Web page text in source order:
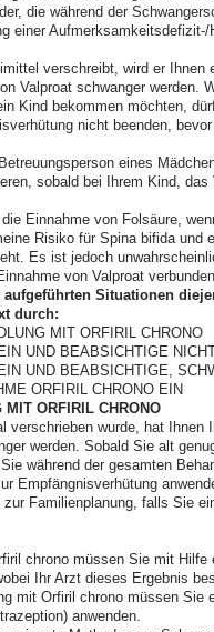
die während der
einer
verschreibt, wird er
Valproat schwanger werden.
Kind bekommen möchten,
nicht beenden,
eines
sobald bei Ihrem Kind, das
Einnahme von Folsäure,
Risiko für Spina bifida und
Es ist jedoch
von Valproat
Situationen
durch:
MIT ORFIRIL CHRONO
UND BEABSICHTIGE
UND BEABSICHTIGE,
ORFIRIL CHRONO EIN
MIT ORFIRIL CHRONO
verschrieben wurde, hat Ihnen
werden. Sobald Sie alt
während der gesamten
Empfängnisverhütung
Familienplanung, falls Sie
chrono müssen Sie mit
Ihr Arzt dieses Ergebnis
mit Orfiril chrono müssen Sie
anwenden.